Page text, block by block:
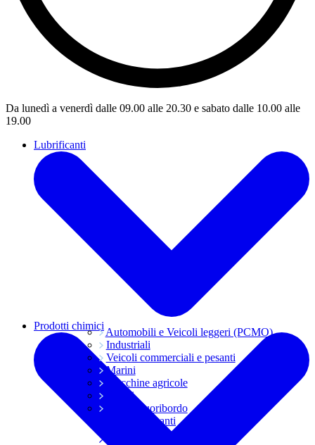
Da lunedì a venerdì dalle 09.00 alle 20.30 e sabato dalle 10.00 alle
19.00
Lubrificanti
Automobili e Veicoli leggeri (PCMO)
Industriali
Veicoli commerciali e pesanti
Marini
Macchine agricole
Grassi
Moto e fuoribordo
Tutti i lubrificanti
Prodotti chimici